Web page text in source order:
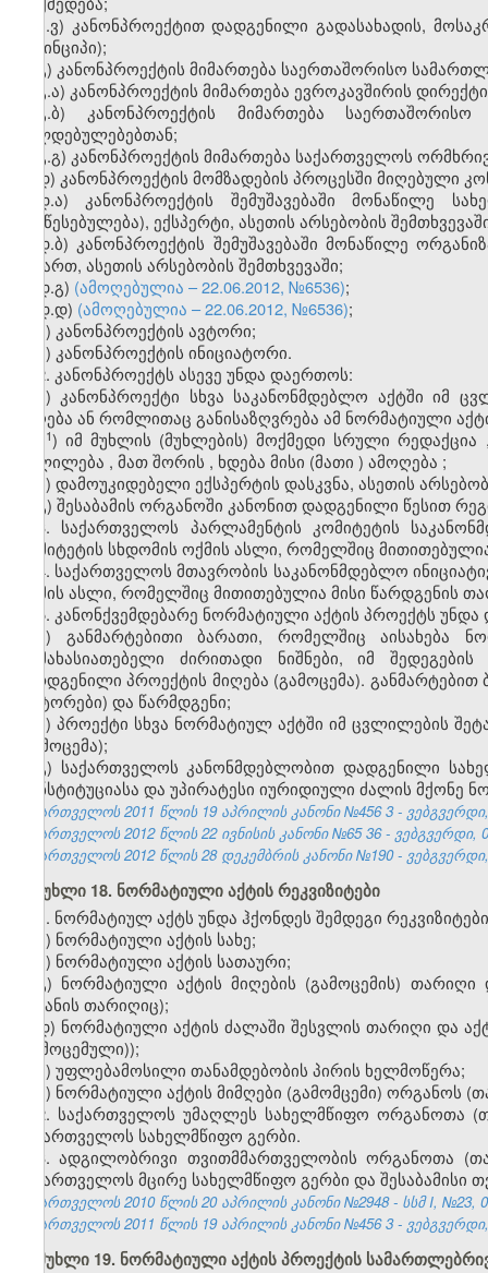
ბ.ვ) კანონპროექტით დადგენილი გადასახადის,
(პრინციპი);
გ) კანონპროექტის მიმართება საერთაშორისო
გ.ა) კანონპროექტის მიმართება ევროკავშირის
გ.ბ) კანონპროექტის მიმართება
ვალდებულებებთან;
გ.გ) კანონპროექტის მიმართება საქართველოს
დ) კანონპროექტის მომზადების პროცესში მიღებული
დ.ა) კანონპროექტის შემუშავებაში მონაწილე
(დაწესებულება), ექსპერტი, ასეთის არსებობის
დ.ბ) კანონპროექტის შემუშავებაში მონაწილე
მიმართ, ასეთის არსებობის შემთხვევაში;
დ.გ) (ამოღებულია – 22.06.2012, №6536);
დ.დ) (ამოღებულია – 22.06.2012, №6536);
ე) კანონპროექტის ავტორი;
ვ) კანონპროექტის ინიციატორი.
2. კანონპროექტს ასევე უნდა დაერთოს:
ა) კანონპროექტი სხვა საკანონმდებლო აქტში იმ
მიღება ან რომლითაც განისაზღვრება ამ ნორმატიული
​1) იმ მუხლის (მუხლების)მოქმედი სრული რედაქცია
ცვლილება , მათშორის , ხდება მისი (მათი ) ამოღება ;
ბ) დამოუკიდებელი ექსპერტის დასკვნა, ასეთის
გ) შესაბამის ორგანოში კანონით დადგენილი წესით
3. საქართველოს პარლამენტის კომიტეტის
კომიტეტის სხდომის ოქმის ასლი, რომელშიც
4. საქართველოს მთავრობის საკანონმდებლო
ოქმის ასლი, რომელშიც მითითებულია მისი წარდგენის
5. კანონქვემდებარე ნორმატიული აქტის პროექტს
ა) განმარტებითი ბარათი, რომელშიც აისახება
დამახასიათებელი ძირითადი ნიშნები, იმ
წარდგენილი პროექტის მიღება (გამოცემა).
(ავტორები) და წარმდგენი;
ბ) პროექტი სხვა ნორმატიულ აქტში იმ ცვლილების
(გამოცემა);
გ) საქართველოს კანონმდებლობით დადგენილი
კონსტიტუციასა და უპირატესი იურიდიული ძალის მქონე
საქართველოს 2011 წლის 19 აპრილის კანონი №456 3 -
საქართველოს 2012 წლის 22 ივნისის კანონი №65 36 - ვებგვერდი,
საქართველოს 2012 წლის 28 დეკემბრის კანონი №190 - ვებგვერდი,
მუხლი 18. ნორმატიული აქტის რეკვიზიტები
1. ნორმატიულ აქტს უნდა ჰქონდეს შემდეგი
ა) ნორმატიული აქტის სახე;
ბ) ნორმატიული აქტის სათაური;
გ) ნორმატიული აქტის მიღების (გამოცემის)
შეტანის თარიღიც);
დ) ნორმატიული აქტის ძალაში შესვლის თარიღი და
(გამოცემული));
ე) უფლებამოსილი თანამდებობის პირის ხელმოწერა;
ვ) ნორმატიული აქტის მიმღები (გამომცემი) ორგანოს
2. საქართველოს უმაღლეს სახელმწიფო ორგანოთა
საქართველოს სახელმწიფო გერბი.
3. ადგილობრივი თვითმმართველობის ორგანოთა
საქართველოს მცირე სახელმწიფო გერბი და შესაბამისი
საქართველოს 2010 წლის 20 აპრილის კანონი №2948 - სსმ I, №23,
საქართველოს 2011 წლის 19 აპრილის კანონი №456 3 -
მუხლი 19. ნორმატიული აქტის პროექტის